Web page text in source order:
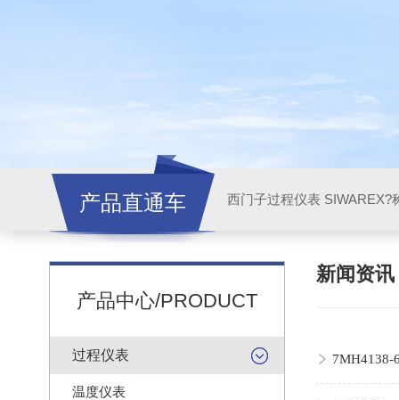
产品直通车 西门子过程仪表 SIWAREX?
产品中心/PRODUCT
过程仪表
温度仪表
新闻资讯
7MH4138-